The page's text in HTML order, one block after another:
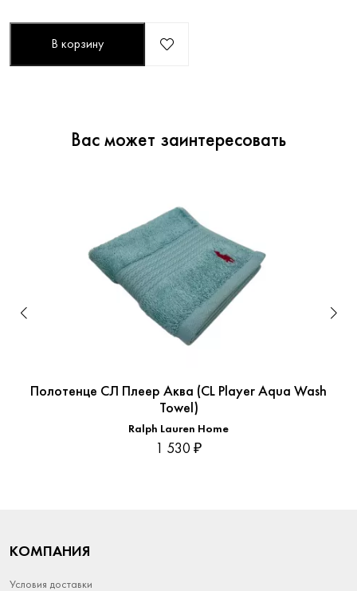
В корзину
Вас может заинтересовать
Полотенце СЛ Плеер Аква (CL Player Aqua Wash
Towel)
Ralph Lauren Home
1 530 ₽
КОМПАНИЯ
Условия доставки